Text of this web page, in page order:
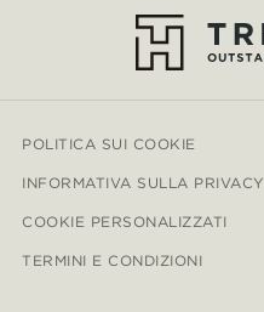
POLITICA SUI COOKIE
INFORMATIVA SULLA PRIVACY
COOKIE PERSONALIZZATI
TERMINI E CONDIZIONI